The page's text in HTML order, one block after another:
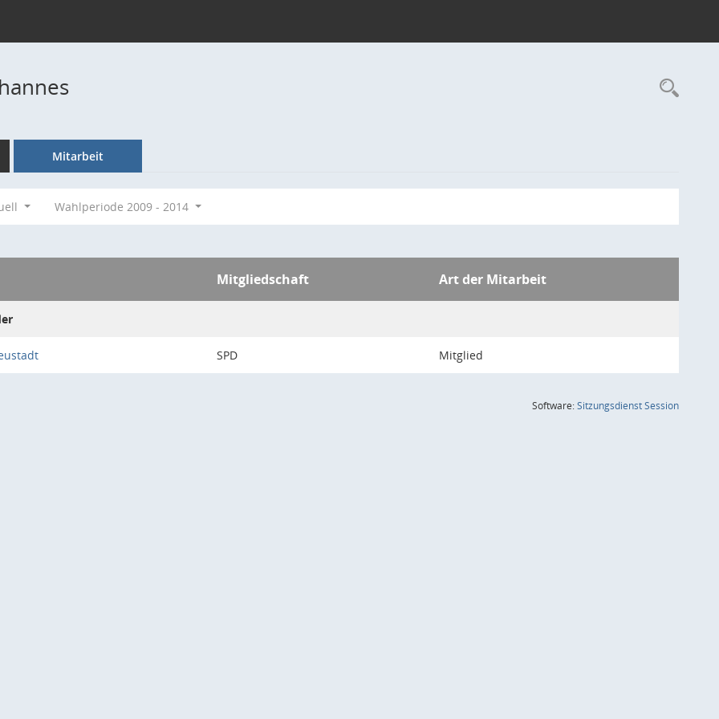
Mitarbeit
Wahlperiode 2009 - 2014
Mitgliedschaft Art der Mitarbeit
SPD Mitglied
Software:SitzungsdienstSession(Wird in